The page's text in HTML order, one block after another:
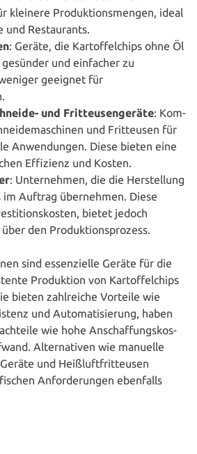
kleinere Pro­duk­ti­ons­men­gen, ideal
und Restaurants.
: Geräte, die Kar­tof­fel­chips ohne Öl
und einfacher zu
geeignet für
und Frit­teu­sen­ge­rä­te: Kom­
und Frit­teu­sen für
Anwen­dun­gen. Diese bieten eine
Effizienz und Kosten.
: Unter­neh­men, die die Her­stel­lung
Auftrag über­neh­men. Diese
bietet jedoch
den Produktionsprozess.
sind essen­zi­el­le Geräte für die
Pro­duk­ti­on von Kar­tof­fel­chips
bieten zahl­rei­che Vorteile wie
und Auto­ma­ti­sie­rung, haben
wie hohe Anschaf­fungs­kos­
Alter­na­ti­ven wie manuelle
und Heiß­luft­frit­teu­sen
Anfor­de­run­gen ebenfalls